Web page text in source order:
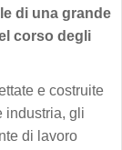
di una grande
corso degli
e costruite
industria, gli
di lavoro